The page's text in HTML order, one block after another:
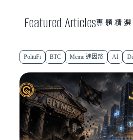
Featured Articles專題精選
PolitiFi BTC Meme 迷因幣 AI